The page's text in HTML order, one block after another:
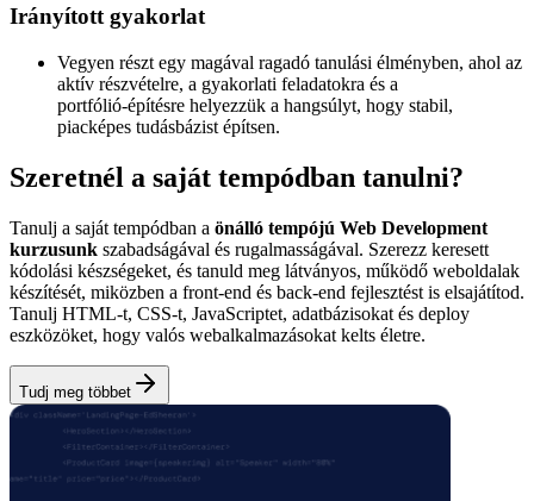
Irányított gyakorlat
Vegyen részt egy magával ragadó tanulási élményben, ahol az
aktív részvételre, a gyakorlati feladatokra és a
portfólió‑építésre helyezzük a hangsúlyt, hogy stabil,
piacképes tudásbázist építsen.
Szeretnél a saját tempódban tanulni?
Tanulj a saját tempódban a önálló tempójú Web Development
kurzusunk szabadságával és rugalmasságával. Szerezz keresett
kódolási készségeket, és tanuld meg látványos, működő weboldalak
készítését, miközben a front‑end és back‑end fejlesztést is elsajátítod.
Tanulj HTML‑t, CSS‑t, JavaScriptet, adatbázisokat és deploy
eszközöket, hogy valós webalkalmazásokat kelts életre.
Tudj meg többet